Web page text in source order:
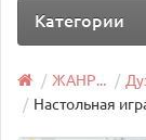
Категории
ЖАНР...
Настольная